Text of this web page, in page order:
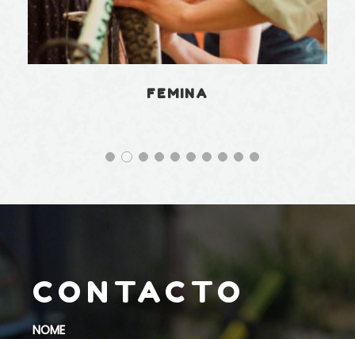
FEMINA
CONTACTO
NOME